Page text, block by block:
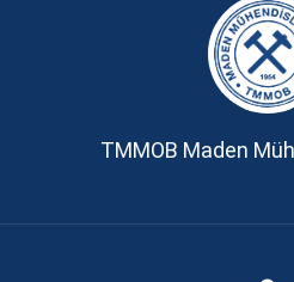
TMMOB Maden